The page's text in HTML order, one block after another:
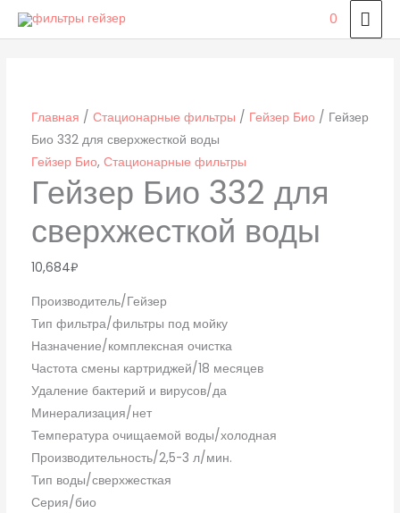
Перейти
0
Главная / Стационарные фильтры / Гейзер Био / Гейзер
Био 332 для сверхжесткой воды
Гейзер Био, Стационарные фильтры
Гейзер Био 332 для
сверхжесткой воды
10,684₽
Производитель/Гейзер
Тип фильтра/фильтры под мойку
Назначение/комплексная очистка
Частота смены картриджей/18 месяцев
Удаление бактерий и вирусов/да
Минерализация/нет
Температура очищаемой воды/холодная
Производительность/2,5-3 л/мин.
Тип воды/сверхжесткая
Серия/био
Био
332
для
сверхжесткой
воды